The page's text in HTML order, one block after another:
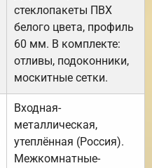
стеклопакеты ПВХ
белого цвета, профиль
60 мм. В комплекте:
отливы, подоконники,
москитные сетки.
Входная-
металлическая,
утеплённая (Россия).
Межкомнатные-